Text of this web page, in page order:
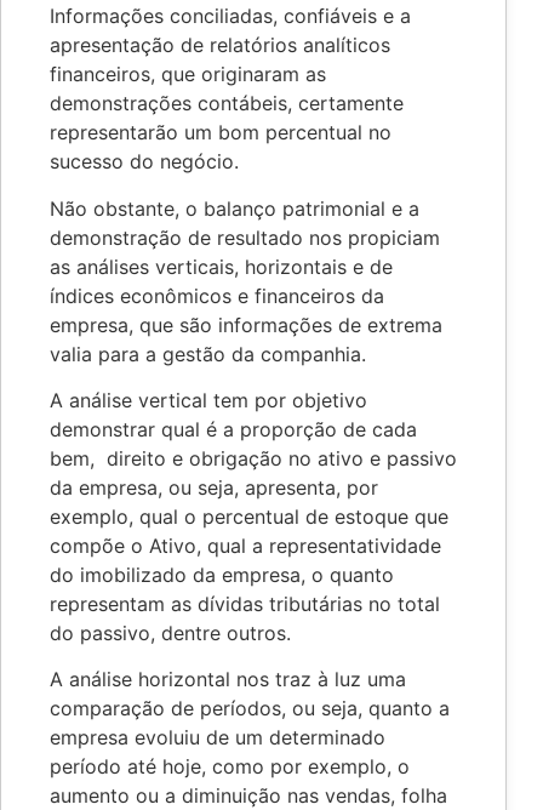
Informações conciliadas, confiáveis e a
apresentação de relatórios analíticos
financeiros, que originaram as
demonstrações contábeis, certamente
representarão um bom percentual no
sucesso do negócio.
Não obstante, o balanço patrimonial e a
demonstração de resultado nos propiciam
as análises verticais, horizontais e de
índices econômicos e financeiros da
empresa, que são informações de extrema
valia para a gestão da companhia.
A análise vertical tem por objetivo
demonstrar qual é a proporção de cada
bem, direito e obrigação no ativo e passivo
da empresa, ou seja, apresenta, por
exemplo, qual o percentual de estoque que
compõe o Ativo, qual a representatividade
do imobilizado da empresa, o quanto
representam as dívidas tributárias no total
do passivo, dentre outros.
A análise horizontal nos traz à luz uma
comparação de períodos, ou seja, quanto a
empresa evoluiu de um determinado
período até hoje, como por exemplo, o
aumento ou a diminuição nas vendas, folha